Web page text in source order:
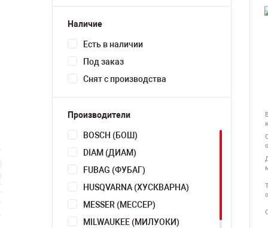
Наличие
Есть в наличии
Под заказ
Снят с производства
Производители
BOSCH (БОШ)
DIAM (ДИАМ)
FUBAG (ФУБАГ)
HUSQVARNA (ХУСКВАРНА)
MESSER (МЕССЕР)
MILWAUKEE (МИЛУОКИ)